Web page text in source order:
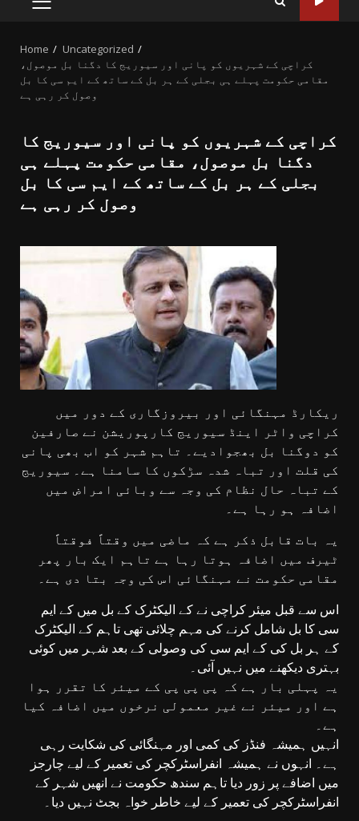
PRIMARY
Home
Uncategorized
کراچی کے شہریوں کو پانی اور سیوریج کا دگنا بل موصول،
مقامی حکومت پہلے ہی بجلی کے ہر بل کے ساتھ کے ایم سی کا بل
وصول کر رہی ہے
کراچی کے شہریوں کو پانی اور سیوریج کا
دگنا بل موصول، مقامی حکومت پہلے ہی
بجلی کے ہر بل کے ساتھ کے ایم سی کا بل
وصول کر رہی ہے
ریکارڈ مہنگائی اور بیروزگاری کے دور میں
کراچی واٹر اینڈ سیوریج کارپوریشن نے صارفین
کو دوگنا بل بھجوادیے۔ تاہم شہر کو اب بھی پانی
کی قلت اور تباہ شدہ سڑکوں کا سامنا ہے۔ سیوریج
کے تباہ حال نظام کی وجہ سے وبائی امراض میں
اضافہ ہو رہا ہے۔
یہ بات قابل ذکر ہے کہ ماضی میں وقتاً فوقتاً
ٹیرف میں اضافہ ہوتا رہا ہے تاہم ایک بار پھر
مقامی حکومت نے مہنگائی اس کی وجہ بتا دی ہے۔
اس سے قبل میئر کراچی نے کے الیکٹرک کے بل میں کے ایم
سی کا بل شامل کرنے کی مہم چلائی تھی تاہم کے الیکٹرک
کے ہر بل کی کے ایم سی کی وصولی کے بعد شہر میں کوئی
بہتری دیکھنے میں نہیں آئی۔
یہ پہلی بار ہے کہ پی پی پی کے میئر کا تقرر ہوا
ہے اور میئر نے غیر معمولی نرخوں میں اضافہ کیا
ہے۔
انہیں ہمیشہ فنڈز کی کمی اور مہنگائی کی شکایت رہی
ہے۔ انہوں نے ہمیشہ انفراسٹرکچر کی تعمیر کے لیے چارجز
میں اضافے پر زور دیا تاہم سندھ حکومت نے انھیں شہر کے
انفراسٹرکچر کی تعمیر کے لیے خاطر خواہ بجٹ نہیں دیا۔